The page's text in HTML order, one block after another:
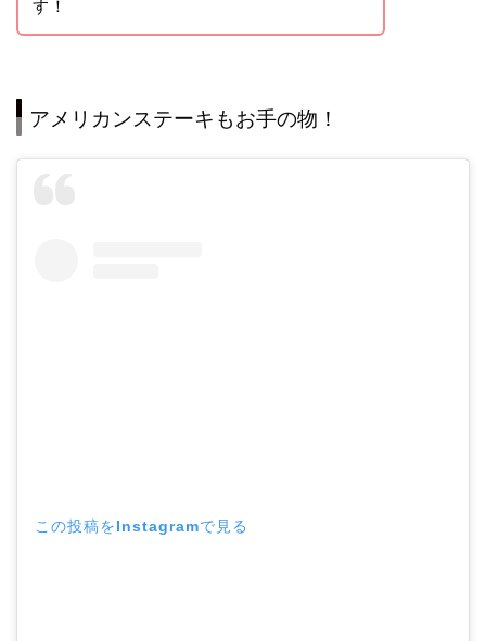
す！
アメリカンステーキもお手の物！
この投稿をInstagramで見る